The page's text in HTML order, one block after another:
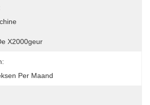
X2000geur
Per Maand